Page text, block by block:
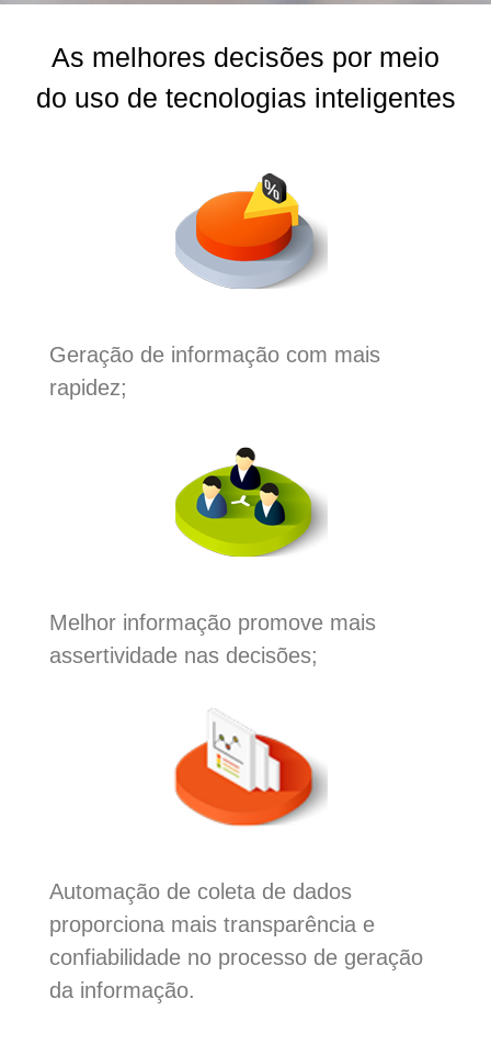
As melhores decisões por meio
do uso de tecnologias inteligentes
Geração de informação com mais
rapidez;
Melhor informação promove mais
assertividade nas decisões;
Automação de coleta de dados
proporciona mais transparência e
confiabilidade no processo de geração
da informação.